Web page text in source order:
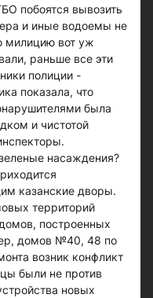
побоятся вывозить
и иные водоемы не
милицию вот уж
раньше все эти
полиции -
показала, что
была
и чистотой
насаждения?
казанские дворы.
территорий
построенных
домов №40, 48 по
возник конфликт
были не против
новых